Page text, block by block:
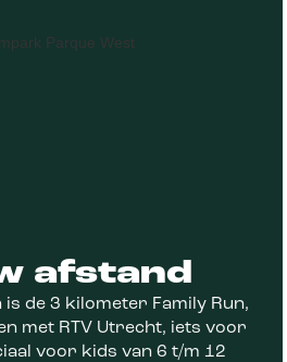
afstand
is de 3 kilometer Family Run,
met RTV Utrecht, iets voor
voor kids van 6 t/m 12